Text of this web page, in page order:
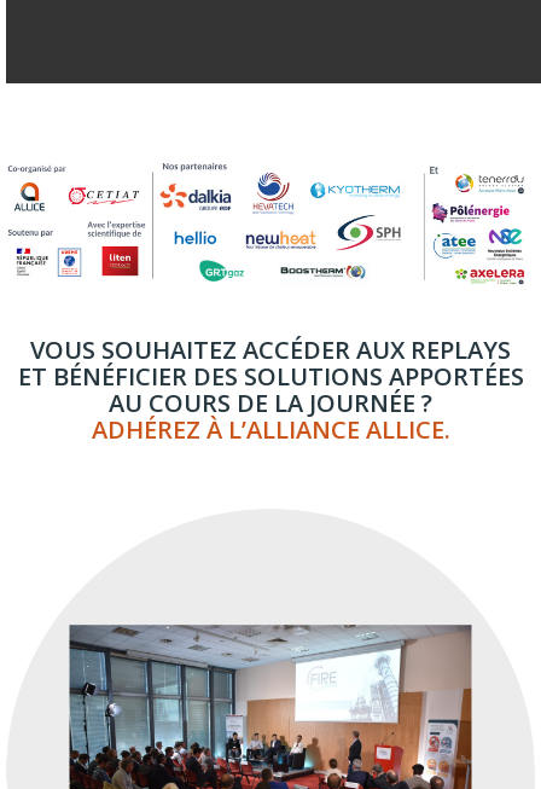
VOUS SOUHAITEZ ACCÉDER AUX REPLAYS
ET BÉNÉFICIER DES SOLUTIONS APPORTÉES
AU COURS DE LA JOURNÉE ?
ADHÉREZ À L’ALLIANCE ALLICE.